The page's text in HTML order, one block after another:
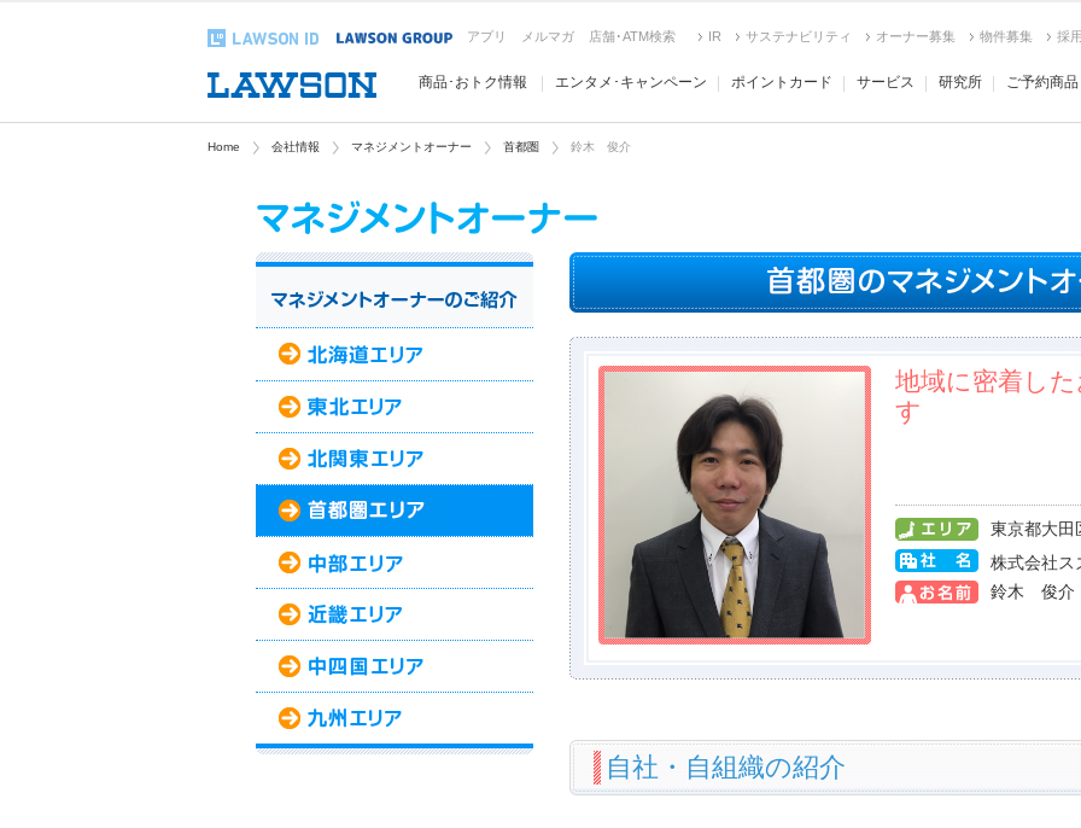
アプリ メルマガ 店舗･ATM検索 IR サステナビリティ オーナー募集 物件募集 採
商品･おトク情報 エンタメ･キャンペーン ポイントカード サービス 研究所 ご予約商品
Home 会社情報 マネジメントオーナー 首都圏 鈴木 俊介
地域に密着し
す
東京都大田
株式会社ス
鈴木 俊介
自社・自組織の紹介